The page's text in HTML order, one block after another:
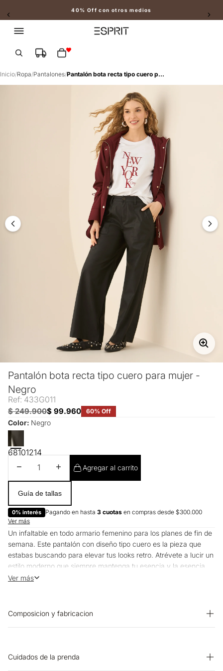
40% Off con otros medios
Slide 2 of 2
Inicio/Ropa/Pantalones/ Pantalón bota recta tipo cuero para mujer - Negro
Pantalón bota recta tipo cuero para mujer -
Negro
Ref: 433G011
$ 249.900$ 99.960 60% Off
Color: Negro
68101214
Disminuir cantidadAumentar cantidad
Agregar al carrito
Guía de tallas
0% interés Pagando en hasta 3 cuotas en compras desde $300.000
Ver más
Un infaltable en todo armario femenino para los planes de fin de
semana. Este pantalón con diseño tipo cuero es la pieza que
estabas buscando para elevar tus looks retro. Atrévete a lucir un
estilo moderno que siempre mantenga tu esencia y la esencia
Esprit.
Ver más
Composicion y fabricacion
Cuidados de la prenda